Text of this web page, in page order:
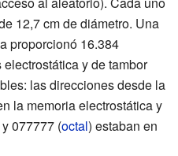
12,7 cm de diámetro. Una
proporcionó 16.384
y de tambor
las direcciones desde la
la memoria electrostática y
077777 (octal) estaban en